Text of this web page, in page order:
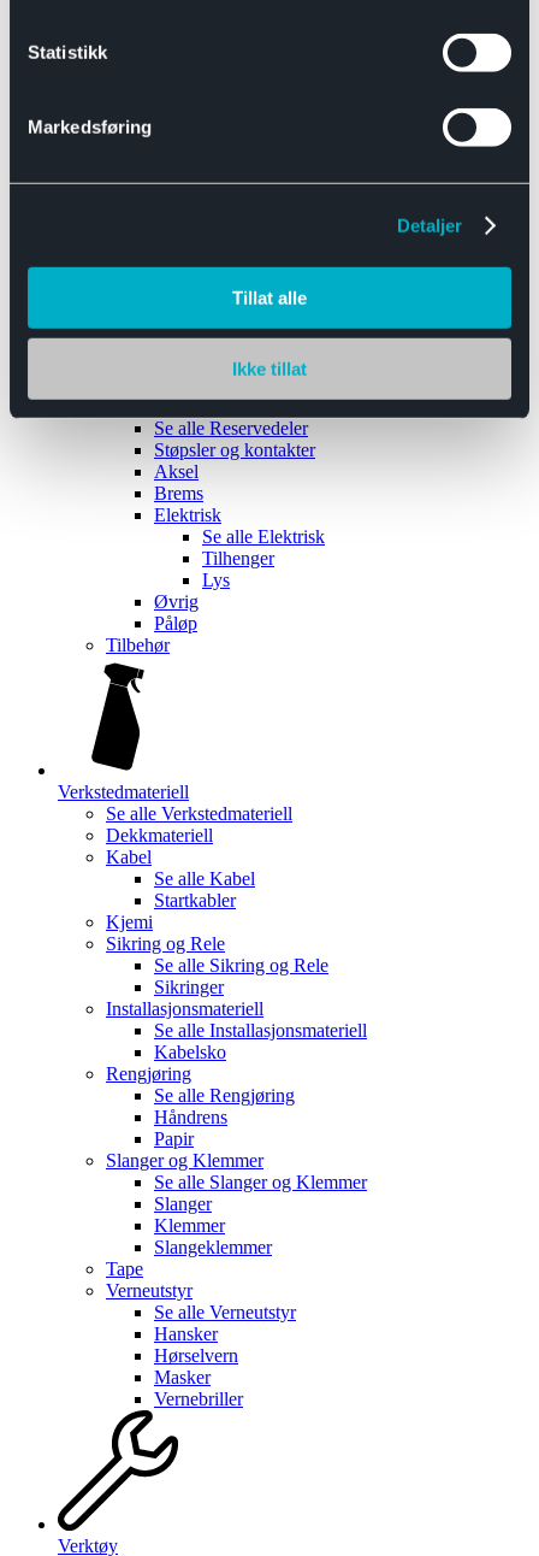
Statistikk
Markedsføring
Detaljer
Tillat alle
Ikke tillat
Båthengere
Reservedeler
Se alle Reservedeler
Støpsler og kontakter
Aksel
Brems
Elektrisk
Se alle Elektrisk
Tilhenger
Lys
Øvrig
Påløp
Tilbehør
Verkstedmateriell
Se alle Verkstedmateriell
Dekkmateriell
Kabel
Se alle Kabel
Startkabler
Kjemi
Sikring og Rele
Se alle Sikring og Rele
Sikringer
Installasjonsmateriell
Se alle Installasjonsmateriell
Kabelsko
Rengjøring
Se alle Rengjøring
Håndrens
Papir
Slanger og Klemmer
Se alle Slanger og Klemmer
Slanger
Klemmer
Slangeklemmer
Tape
Verneutstyr
Se alle Verneutstyr
Hansker
Hørselvern
Masker
Vernebriller
Verktøy